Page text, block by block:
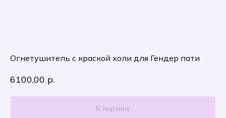
Огнетушитель с краской холи для Гендер пати
6100,00 р.
В корзину